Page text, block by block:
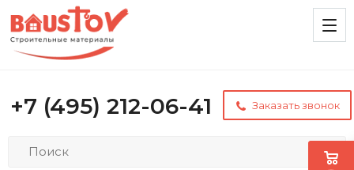
+7 (495) 212-06-41 Заказать звонок